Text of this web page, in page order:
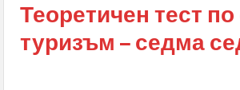
Теоретичен тест по
туризъм – седма